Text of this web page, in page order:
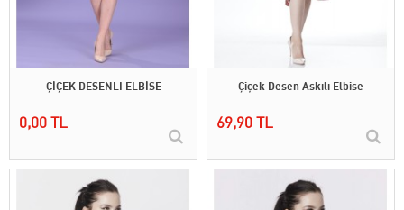
ÇİÇEK DESENLI ELBİSE
0,00 TL
Çiçek Desen Askılı Elbise
69,90 TL